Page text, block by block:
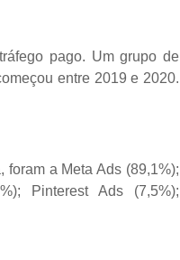
pago. Um grupo de
entre 2019 e 2020.
a Meta Ads (89,1%);
Pinterest Ads (7,5%);